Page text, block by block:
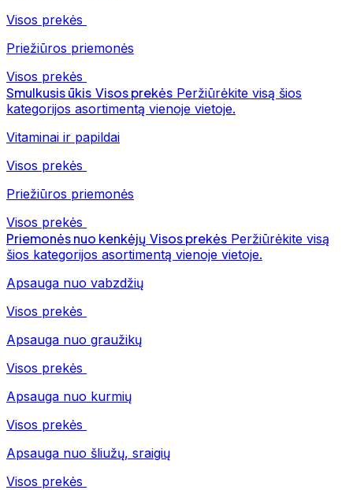
Visos prekės
Priežiūros priemonės
Visos prekės
Smulkusis ūkis Visos prekės Peržiūrėkite visą šios
kategorijos asortimentą vienoje vietoje.
Vitaminai ir papildai
Visos prekės
Priežiūros priemonės
Visos prekės
Priemonės nuo kenkėjų Visos prekės Peržiūrėkite visą
šios kategorijos asortimentą vienoje vietoje.
Apsauga nuo vabzdžių
Visos prekės
Apsauga nuo graužikų
Visos prekės
Apsauga nuo kurmių
Visos prekės
Apsauga nuo šliužų, sraigių
Visos prekės